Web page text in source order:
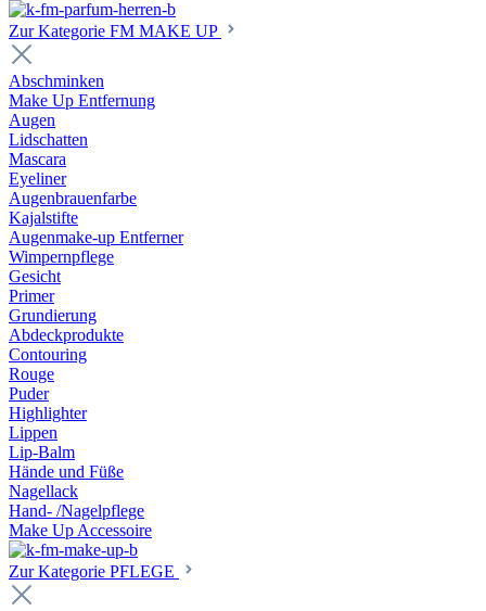
Zur Kategorie FM MAKE UP
Abschminken
Make Up Entfernung
Augen
Lidschatten
Mascara
Eyeliner
Augenbrauenfarbe
Kajalstifte
Augenmake-up Entferner
Wimpernpflege
Gesicht
Primer
Grundierung
Abdeckprodukte
Contouring
Rouge
Puder
Highlighter
Lippen
Lip-Balm
Hände und Füße
Nagellack
Hand- /Nagelpflege
Make Up Accessoire
Zur Kategorie PFLEGE